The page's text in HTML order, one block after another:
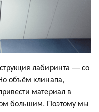
лабиринта — со
объём клинапа,
материал в
большим. Поэтому мы